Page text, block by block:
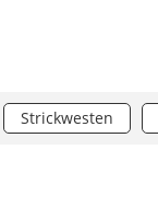
Strickwesten